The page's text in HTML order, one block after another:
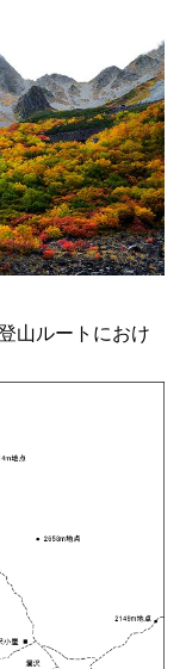
山ルートにおけ